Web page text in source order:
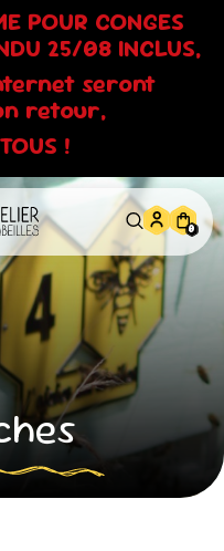
POUR CONGES
25/08 INCLUS,
seront
retour,
!
0